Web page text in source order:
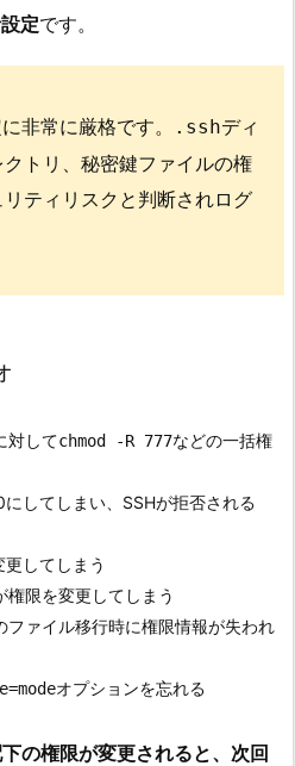
定です。
非常に厳格です。 .sshディ
トリ、秘密鍵ファイルの権
ティリスクと判断されログ
対してchmod -R 777などの一括権
してしまい、SSHが拒否される
してしまう
限を変更してしまう
ファイル移行時に権限情報が失われ
オプションを忘れる
の権限が変更されると、次回